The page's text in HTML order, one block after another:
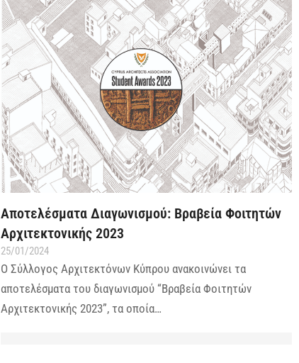
Αποτελέσματα Διαγωνισμού: Βραβεία Φοιτητών
Αρχιτεκτονικής 2023
25/01/2024
Ο Σύλλογος Αρχιτεκτόνων Κύπρου ανακοινώνει τα
αποτελέσματα του διαγωνισμού “Βραβεία Φοιτητών
Αρχιτεκτονικής 2023”, τα οποία…